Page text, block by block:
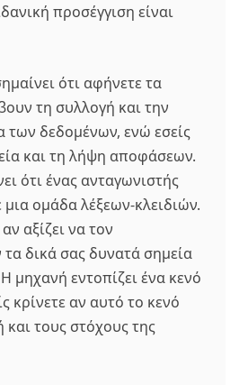
προσέγγιση είναι
ότι αφήνετε τα
τη συλλογή και την
των δεδομένων, ενώ εσείς
και τη λήψη αποφάσεων.
ότι ένας ανταγωνιστής
μια ομάδα λέξεων-κλειδιών.
αξίζει να τον
δικά σας δυνατά σημεία
μηχανή εντοπίζει ένα κενό
κρίνετε αν αυτό το κενό
και τους στόχους της